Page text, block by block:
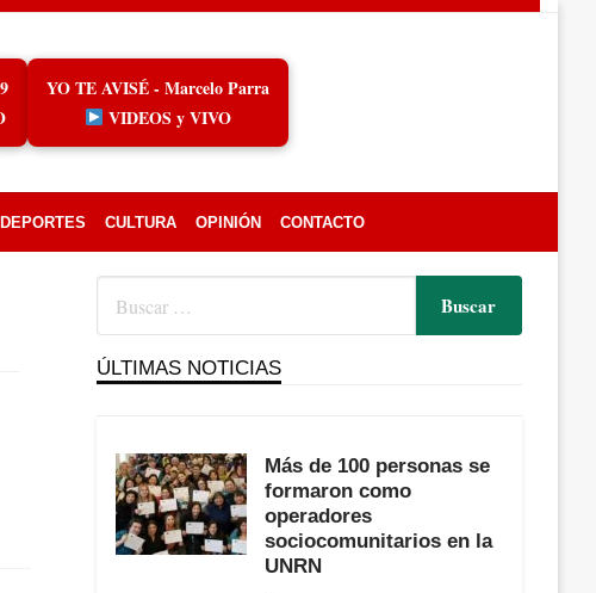
YO TE AVISÉ - Marcelo Parra
VIDEOS y VIVO
DEPORTES CULTURA OPINIÓN CONTACTO
ÚLTIMAS NOTICIAS
Más de 100 personas se
formaron como
operadores
sociocomunitarios en la
UNRN